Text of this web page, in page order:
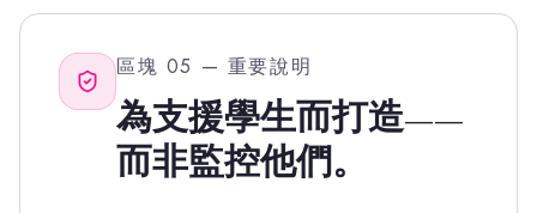
區塊 05 — 重要說明
為支援學生而打造——
而非監控他們。